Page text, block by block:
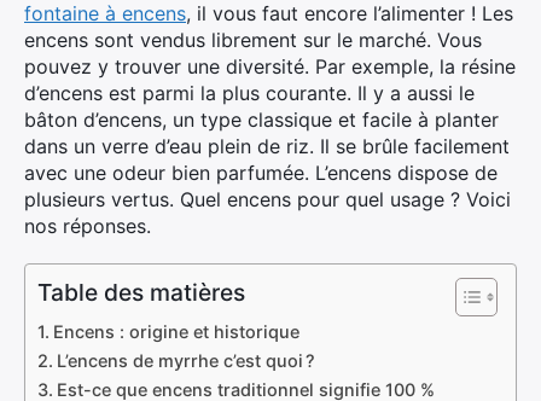
fontaine à encens, il vous faut encore l’alimenter ! Les
encens sont vendus librement sur le marché. Vous
pouvez y trouver une diversité. Par exemple, la résine
d’encens est parmi la plus courante. Il y a aussi le
bâton d’encens, un type classique et facile à planter
dans un verre d’eau plein de riz. Il se brûle facilement
avec une odeur bien parfumée. L’encens dispose de
plusieurs vertus. Quel encens pour quel usage ? Voici
nos réponses.
Table des matières
Encens : origine et historique
L’encens de myrrhe c’est quoi ?
Est-ce que encens traditionnel signifie 100 %